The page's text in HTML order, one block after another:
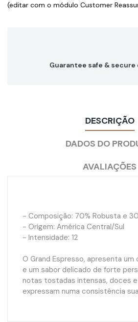
(editar com o módulo Customer
Guarantee safe &
DESCRIÇÃO
DADOS DO
AVALIAÇÕES
- Composição: 70% Robusta e
- Origem: América Central/Sul
- Intensidade: 12
O Grand Espresso, apresenta
e um sabor delicado de forte
notas tostadas intensas, doces
expressam numa consistência